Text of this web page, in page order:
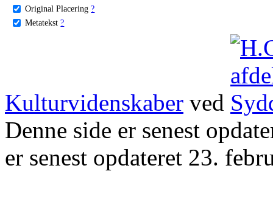
Original Placering ?
Metatekst ?
Kulturvidenskaber ved
Denne side er senest
er senest opdateret 23.